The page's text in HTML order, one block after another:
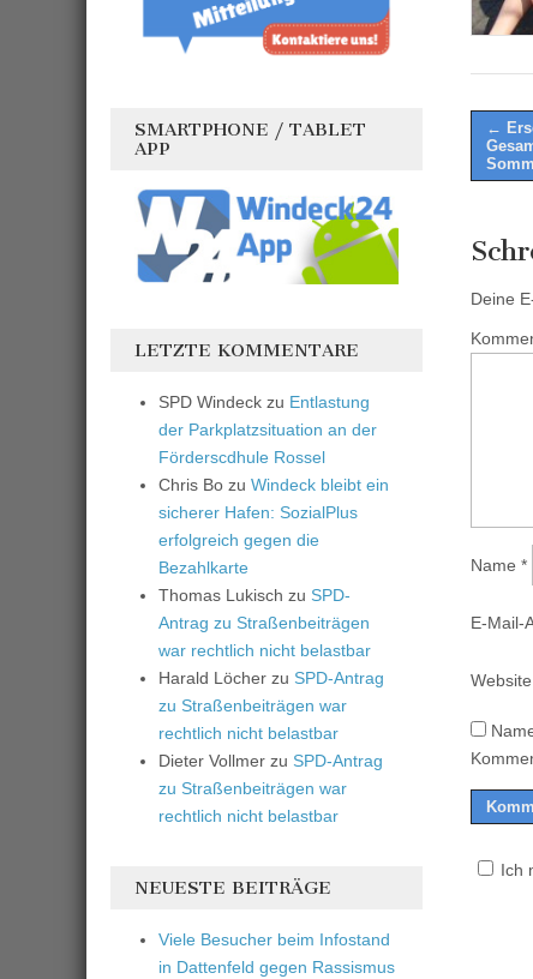
Post
←
Deine
Name *
E-Mail-
Website
Ich
SMARTPHONE / TABLET
APP
LETZTE KOMMENTARE
SPD Windeck zu Entlastung
der Parkplatzsituation an der
Förderscdhule Rossel
Chris Bo zu Windeck bleibt ein
sicherer Hafen: SozialPlus
erfolgreich gegen die
Bezahlkarte
Thomas Lukisch zu SPD-
Antrag zu Straßenbeiträgen
war rechtlich nicht belastbar
Harald Löcher zu SPD-Antrag
zu Straßenbeiträgen war
rechtlich nicht belastbar
Dieter Vollmer zu SPD-Antrag
zu Straßenbeiträgen war
rechtlich nicht belastbar
NEUESTE BEITRÄGE
Viele Besucher beim Infostand
in Dattenfeld gegen Rassismus